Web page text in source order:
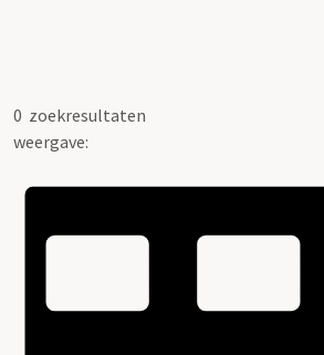
0 zoekresultaten
weergave: